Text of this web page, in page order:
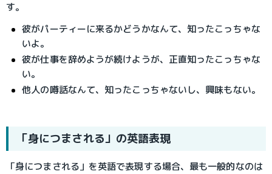
す。
彼がパーティーに来るかどうかなんて、知ったこっちゃな
いよ。
彼が仕事を辞めようが続けようが、正直知ったこっちゃな
い。
他人の噂話なんて、知ったこっちゃないし、興味もない。
「身につまされる」の英語表現
「身につまされる」を英語で表現する場合、最も一般的なのは